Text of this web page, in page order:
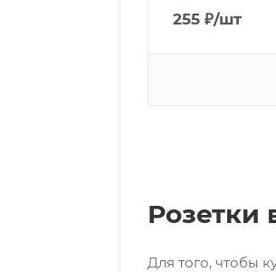
255 ₽/шт
Розетки
Для того, чтобы